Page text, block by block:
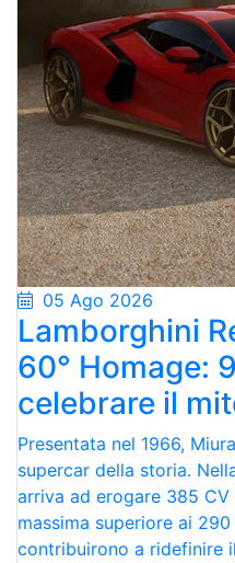
05 Ago 2026
Lamborghini
60° Homage:
celebrare il
Presentata nel 1966,
supercar della storia.
arriva ad erogare 385
massima superiore ai
contribuirono a ridefinire